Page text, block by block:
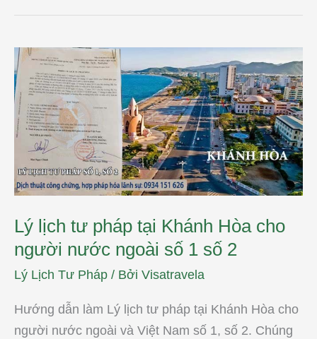
Lý lịch tư pháp tại Khánh Hòa cho
người nước ngoài số 1 số 2
Lý Lịch Tư Pháp / Bởi Visatravela
Hướng dẫn làm Lý lịch tư pháp tại Khánh Hòa cho
người nước ngoài và Việt Nam số 1, số 2. Chúng
Lý
lịch
tư
pháp
tại
Khánh
Hòa
cho
người
nước
ngoài số
1
2